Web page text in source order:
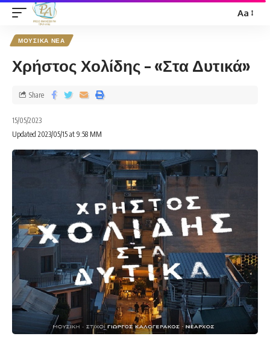
Aa
ΜΟΥΣΙΚΑ ΝΕΑ
Χρήστος Χολίδης – «Στα Δυτικά»
15/05/2023
Updated 2023/05/15 at 9:58 ΜΜ
Share